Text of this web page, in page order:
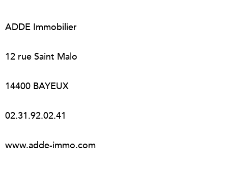
ADDE Immobilier
12 rue Saint Malo
14400 BAYEUX
02.31.92.02.41
www.adde-immo.com